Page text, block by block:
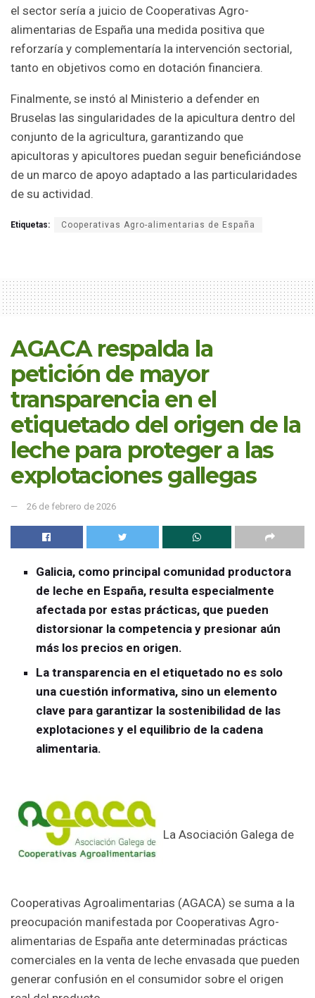
el sector sería a juicio de Cooperativas Agro-
alimentarias de España una medida positiva que
reforzaría y complementaría la intervención sectorial,
tanto en objetivos como en dotación financiera.
Finalmente, se instó al Ministerio a defender en
Bruselas las singularidades de la apicultura dentro del
conjunto de la agricultura, garantizando que
apicultoras y apicultores puedan seguir beneficiándose
de un marco de apoyo adaptado a las particularidades
de su actividad.
Etiquetas: Cooperativas Agro-alimentarias de España
AGACA respalda la
petición de mayor
transparencia en el
etiquetado del origen de la
leche para proteger a las
explotaciones gallegas
26 de febrero de 2026
Galicia, como principal comunidad productora
de leche en España, resulta especialmente
afectada por estas prácticas, que pueden
distorsionar la competencia y presionar aún
más los precios en origen.
La transparencia en el etiquetado no es solo
una cuestión informativa, sino un elemento
clave para garantizar la sostenibilidad de las
explotaciones y el equilibrio de la cadena
alimentaria.
La Asociación Galega de
Cooperativas Agroalimentarias (AGACA) se suma a la
preocupación manifestada por Cooperativas Agro-
alimentarias de España ante determinadas prácticas
comerciales en la venta de leche envasada que pueden
generar confusión en el consumidor sobre el origen